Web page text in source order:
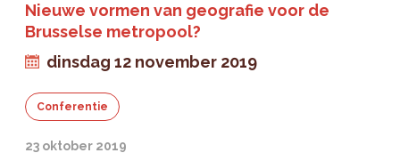
Nieuwe vormen van geografie voor de
Brusselse metropool?
dinsdag 12 november 2019
Conferentie
23 oktober 2019